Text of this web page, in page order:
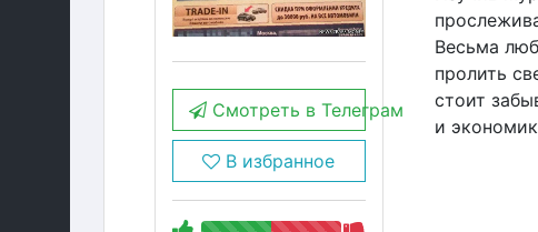
Смотреть в Телеграм
В избранное
Весьма
пролить
стоит
и